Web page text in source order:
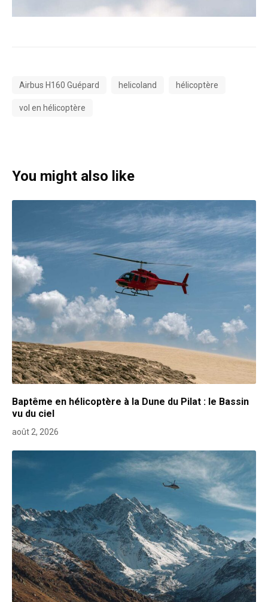
Airbus H160 Guépard helicoland hélicoptère
vol en hélicoptère
You might also like
Baptême en hélicoptère à la Dune du Pilat : le Bassin
vu du ciel
août 2, 2026